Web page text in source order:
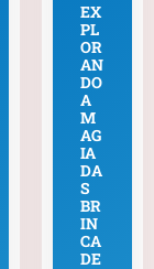
EX
PL
OR
AN
DO
A
M
AG
IA
DA
S
BR
IN
CA
DE